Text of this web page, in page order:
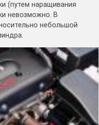
(путем наращивания
невозможно. В
небольшой